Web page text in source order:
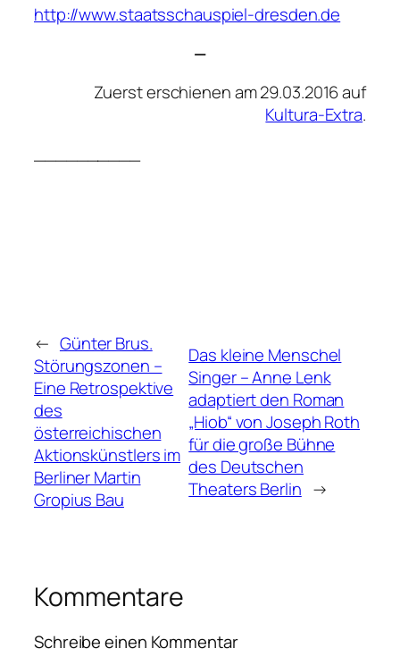
http://www.staatsschauspiel-dresden.de
—
Zuerst erschienen am 29.03.2016 auf
Kultura-Extra.
← Günter Brus.
Störungszonen –
Eine Retrospektive
des
österreichischen
Aktionskünstlers im
Berliner Martin
Gropius Bau
Das kleine Menschel
Singer – Anne Lenk
adaptiert den Roman
„Hiob“ von Joseph Roth
für die große Bühne
des Deutschen
Theaters Berlin →
Kommentare
Schreibe einen Kommentar